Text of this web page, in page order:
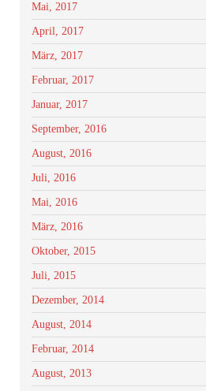
Mai, 2017
April, 2017
März, 2017
Februar, 2017
Januar, 2017
September, 2016
August, 2016
Juli, 2016
Mai, 2016
März, 2016
Oktober, 2015
Juli, 2015
Dezember, 2014
August, 2014
Februar, 2014
August, 2013